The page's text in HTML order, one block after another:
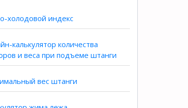
холодовой индекс
калькулятор количества
и веса при подъеме штанги
вес штанги